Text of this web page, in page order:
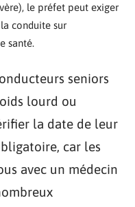
le préfet peut exiger
conduite sur
santé.
seniors
lourd ou
la date de leur
car les
avec un médecin